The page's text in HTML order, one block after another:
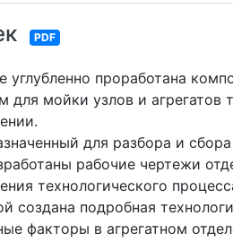
PDF
проработана
мойки узлов и агрегатов
для разбора и
рабочие чертежи
технологического
подробная
факторы в агрегатном